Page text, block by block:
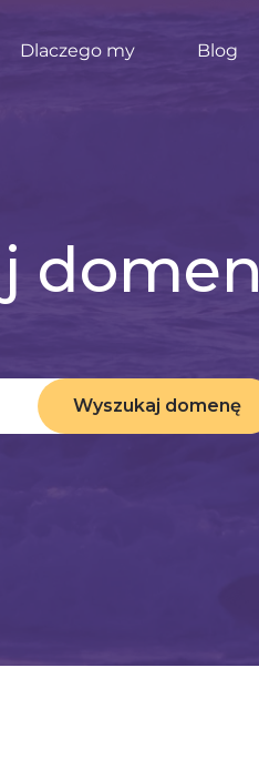
Dlaczego my Blog
Wyszukaj domenę